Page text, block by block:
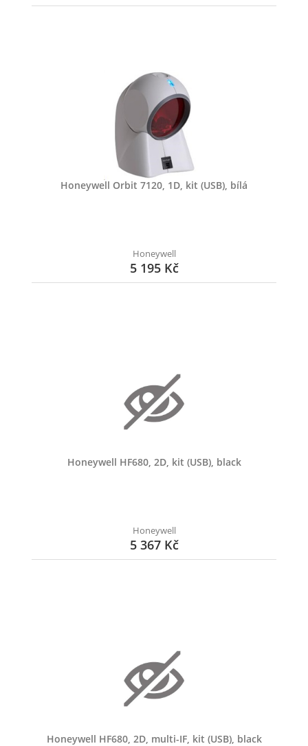
Honeywell Orbit 7120, 1D, kit (USB), bílá
Honeywell
5 195 Kč
Honeywell HF680, 2D, kit (USB), black
Honeywell
5 367 Kč
Honeywell HF680, 2D, multi-IF, kit (USB), black